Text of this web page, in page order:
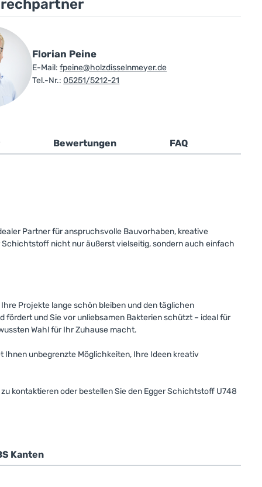
Florian Peine
E-Mail: fpeine@holzdisselnmeyer.de
Tel.-Nr.: 05251/5212-21
Bewertungen FAQ
Partner für anspruchsvolle Bauvorhaben, kreative
Schichtstoff nicht nur äußerst vielseitig, sondern auch einfach
Projekte lange schön bleiben und den täglichen
und Sie vor unliebsamen Bakterien schützt – ideal für
Wahl für Ihr Zuhause macht.
Ihnen unbegrenzte Möglichkeiten, Ihre Ideen kreativ
kontaktieren oder bestellen Sie den Egger Schichtstoff U748
Kanten